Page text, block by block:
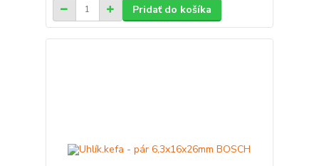
Pridať do košíka